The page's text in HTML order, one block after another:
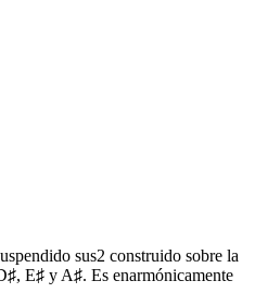
sus2 construido sobre la
E♯ y A♯. Es enarmónicamente